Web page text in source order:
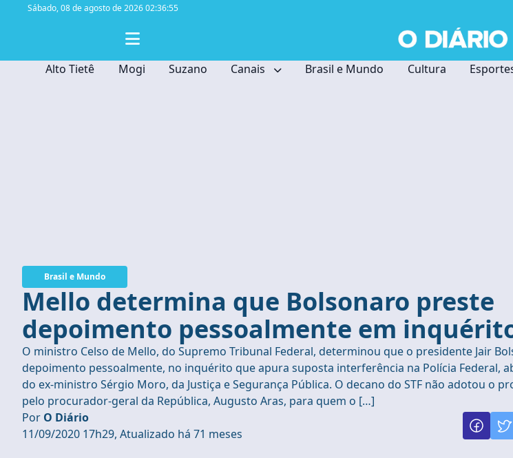
Sábado,08 de agosto de 2026 02:36:56
Alto Tietê Mogi Suzano Canais Brasil e Mundo Cultura
Brasil e Mundo
Mello determina que Bolsonaro preste
depoimento pessoalmente em
O ministro Celso de Mello, do Supremo Tribunal Federal, determinou que o presidente Jair
depoimento pessoalmente, no inquérito que apura suposta interferência na Polícia Federal,
do ex-ministro Sérgio Moro, da Justiça e Segurança Pública. O decano do STF não adotou o
pelo procurador-geral da República, Augusto Aras, para quem o […]
Por O Diário
11/09/2020 17h29, Atualizado há 71 meses